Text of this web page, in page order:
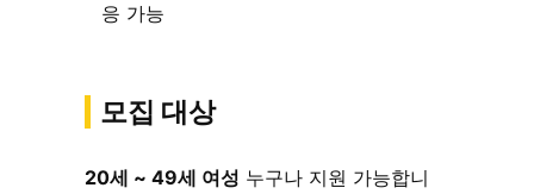
응 가능
모집 대상
20세 ~ 49세 여성 누구나 지원 가능합니